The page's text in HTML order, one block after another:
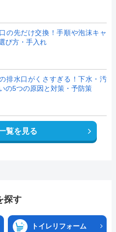
の先だけ交換！手順や泡沫キャ
び方・手入れ
排水口がくさすぎる！下水・汚
の5つの原因と対策・予防策
覧を見る
探す
トイレリフォーム